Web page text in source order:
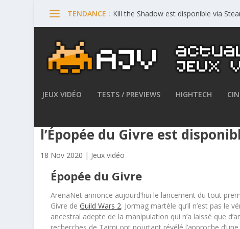
TENDANCE : Kill the Shadow est disponible via
JEUX VIDÉO TESTS / PREVIEWS HIGHTECH
l’Épopée du Givre est
18 Nov 2020 | Jeux vidéo
Épopée du Givre
ArenaNet annonce aujourd’hui le lancement du tout
Givre deGuild Wars 2. Jormag martèle qu’il n’est pas le
ancestral adepte de la manipulation qui n’a laissé que